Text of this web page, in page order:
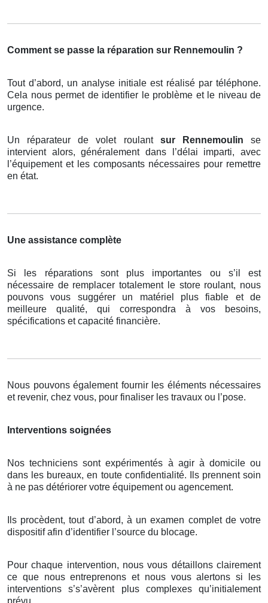
Comment se passe la réparation sur Rennemoulin ?
Tout d’abord, un analyse initiale est réalisé par téléphone.
Cela nous permet de identifier le problème et le niveau de
urgence.
Un réparateur de volet roulant sur Rennemoulinse
intervient alors, généralement dans l’délai imparti, avec
l’équipement et les composants nécessaires pour remettre
en état.
Une assistance complète
Si les réparations sont plus importantes ou s’il est
nécessaire de remplacer totalement le store roulant, nous
pouvons vous suggérer un matériel plus fiable et de
meilleure qualité, qui correspondra à vos besoins,
spécifications et capacité financière.
Nous pouvons également fournir les éléments nécessaires
et revenir, chez vous, pour finaliser les travaux ou l’pose.
Interventions soignées
Nos techniciens sont expérimentés à agir à domicile ou
dans les bureaux, en toute confidentialité. Ils prennent soin
à ne pas détériorer votre équipement ou agencement.
Ils procèdent, tout d’abord, à un examen complet de votre
dispositif afin d’identifier l’source du blocage.
Pour chaque intervention, nous vous détaillons clairement
ce que nous entreprenons et nous vous alertons si les
interventions s’s’avèrent plus complexes qu’initialement